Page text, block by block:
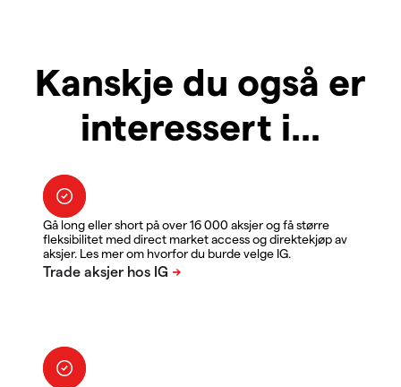
Kanskje du også er
interessert i...
Gå long eller short på over 16 000 aksjer og få større
fleksibilitet med direct market access og direktekjøp av
aksjer. Les mer om hvorfor du burde velge IG.